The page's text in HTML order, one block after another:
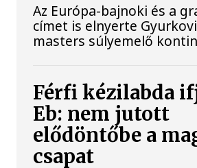
Az Európa-bajnoki és a
címet is elnyerte
masters súlyemelő
Férfi kézilabda
Eb: nem jutott
elődöntőbe a
csapat